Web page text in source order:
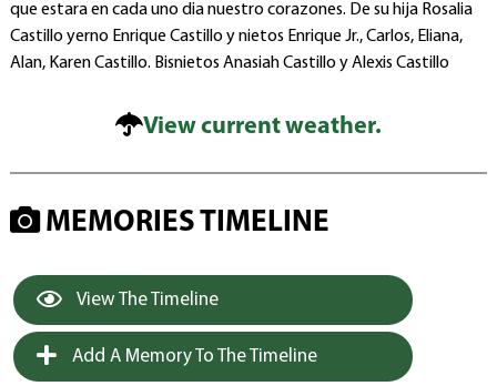
que estara en cada uno dia nuestro corazones. De su hija Rosalia
Castillo yerno Enrique Castillo y nietos Enrique Jr., Carlos, Eliana,
Alan, Karen Castillo. Bisnietos Anasiah Castillo y Alexis Castillo
View current weather.
MEMORIES TIMELINE
View The Timeline
Add A Memory To The Timeline